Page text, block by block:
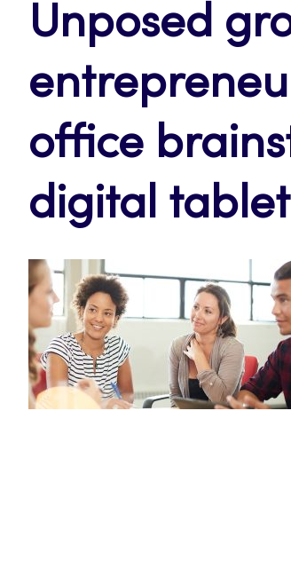
Unposed
office
digital